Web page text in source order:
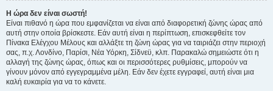
Η ώρα δεν είναι σωστή!
Είναι πιθανό η ώρα που εμφανίζεται να είναι από διαφορετική ζώνης ώρας από
αυτή στην οποία βρίσκεστε. Εάν αυτή είναι η περίπτωση, επισκεφθείτε τον
Πίνακα Ελέγχου Μέλους και αλλάξτε τη ζώνη ώρας για να ταιριάζει στην περιοχή
σας, π.χ. Λονδίνο, Παρίσι, Νέα Υόρκη, Σίδνεϋ, κλπ. Παρακαλώ σημειώστε ότι η
αλλαγή της ζώνης ώρας, όπως και οι περισσότερες ρυθμίσεις, μπορούν να
γίνουν μόνον από εγγεγραμμένα μέλη. Εάν δεν έχετε εγγραφεί, αυτή είναι μια
καλή ευκαιρία για να το κάνετε.